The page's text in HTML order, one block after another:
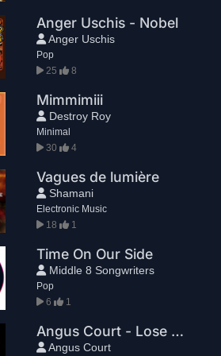
Anger Uschis - Nobel
Anger Uschis
Pop
25
8
Mimmimiii
Destroy Roy
Minimal
30
4
Vagues de lumière
Shamani
Electronic Music
18
1
Time On Our Side
Middle 8 Songwriters
Pop
6
1
Angus Court - Lose My Life
Angus Court